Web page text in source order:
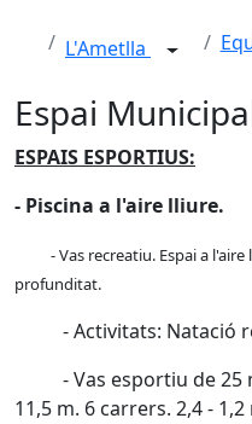
L'Ametlla
Espai
ESPAIS ESPORTIUS:
- Piscina a l'aire lliure.
- Vas recreatiu. Espai a l'aire
profunditat.
- Activitats: Natació
- Vas esportiu de 25
11,5 m. 6 carrers. 2,4 -